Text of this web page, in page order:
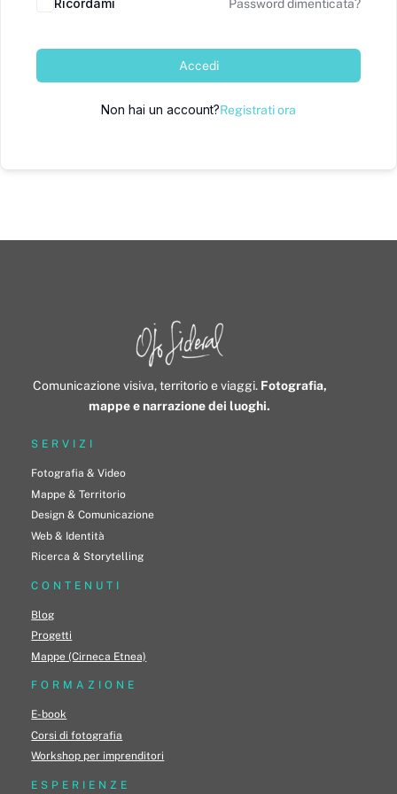
Password dimenticata?
Accedi
Non hai un account?Registrati ora
Comunicazione visiva, territorio e viaggi. Fotografia,
mappe e narrazione dei luoghi.
SERVIZI
Fotografia & Video
Mappe & Territorio
Design & Comunicazione
Web & Identità
Ricerca & Storytelling
CONTENUTI
Blog
Progetti
Mappe (Cirneca Etnea)
FORMAZIONE
E-book
Corsi di fotografia
Workshop per imprenditori
ESPERIENZE